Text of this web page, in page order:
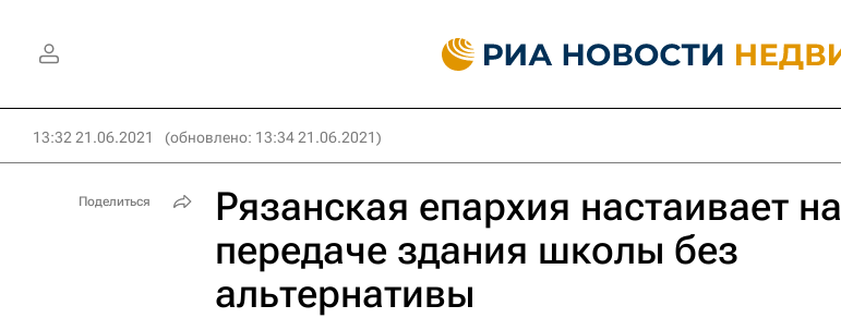
13:32 21.06.2021 (обновлено: 13:34 21.06.2021)
Рязанская епархия настаивает на
передаче здания школы без
альтернативы
Поделиться